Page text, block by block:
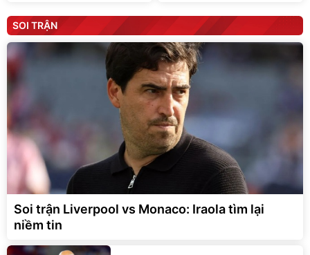
SOI TRẬN
Soi trận Liverpool vs Monaco: Iraola tìm lại
niềm tin